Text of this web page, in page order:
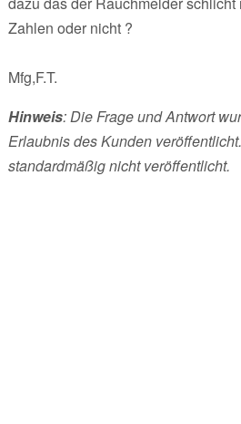
Zahlen oder nicht ?
Mfg,F.T.
Hinweis: Die Frage und Antwort
Erlaubnis des Kunden
standardmäßig nicht veröffentlicht.